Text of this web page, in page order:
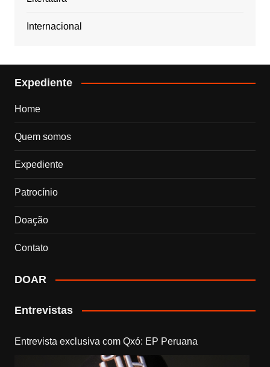
Internacional
Expediente
Home
Quem somos
Expediente
Patrocínio
Doação
Contato
DOAR
Entrevistas
Entrevista exclusiva com Qxó: EP Peruana